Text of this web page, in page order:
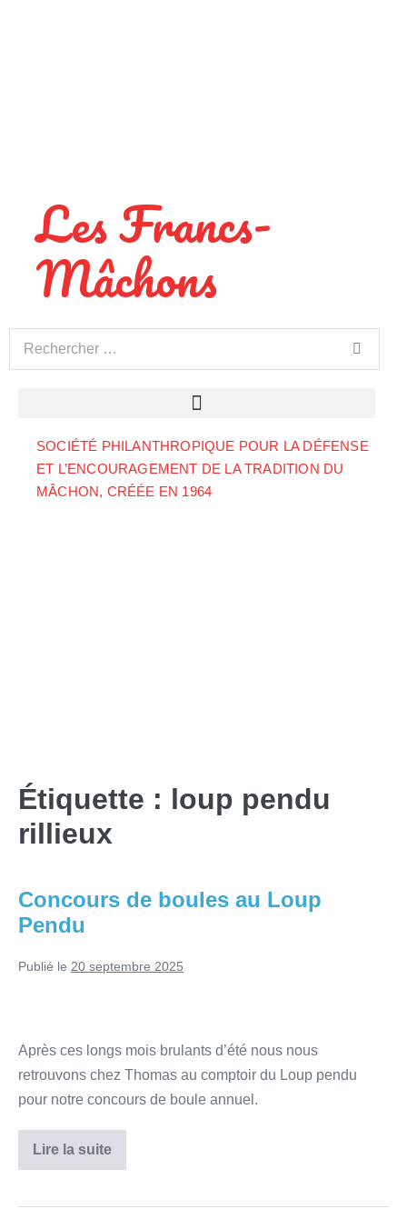
Les Francs-
Mâchons
SOCIÉTÉ PHILANTHROPIQUE POUR LA DÉFENSE
ET L’ENCOURAGEMENT DE LA TRADITION DU
MÂCHON, CRÉÉE EN 1964
Étiquette : loup pendu
rillieux
Concours de boules au Loup
Pendu
Publié le 20 septembre 2025
Après ces longs mois brulants d’été nous nous
retrouvons chez Thomas au comptoir du Loup pendu
pour notre concours de boule annuel.
Lire la suite